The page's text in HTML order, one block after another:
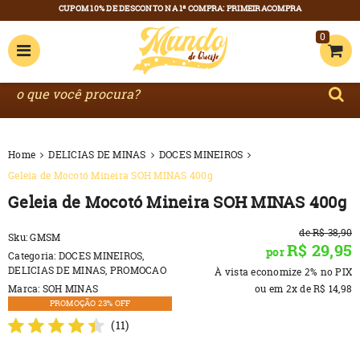
0
Home DELICIAS DE MINAS
DOCES MINEIROS
Geleia de Mocotó Mineira SOH MINAS 400g
Geleia de Mocotó Mineira SOH MINAS 400g
Sku:GMSM
Categoria: DOCES MINEIROS,
DELICIAS DE MINAS, PROMOCAO
Marca: SOH MINAS
PROMOÇÃO 23% OFF
(11)
deR$ 38,90
porR$ 29,95
À vista economize 2% no PIX
ou em 2xdeR$ 14,98